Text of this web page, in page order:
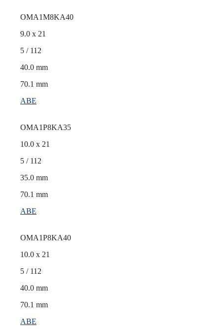
OMA1M8KA40
9.0 x 21
5 / 112
40.0 mm
70.1 mm
ABE
OMA1P8KA35
10.0 x 21
5 / 112
35.0 mm
70.1 mm
ABE
OMA1P8KA40
10.0 x 21
5 / 112
40.0 mm
70.1 mm
ABE